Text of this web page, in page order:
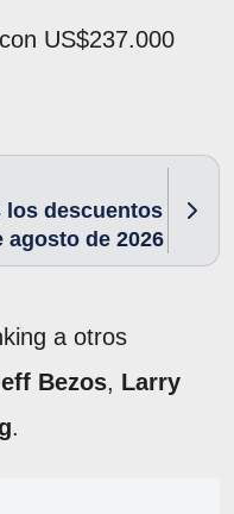
US$237.000
los descuentos
de 2026
a otros
Bezos, Larry
.